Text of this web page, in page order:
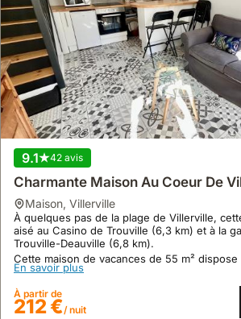
9.1 42 avis
Charmante Maison Au Coeur De
maison, Villerville
À quelques pas de la plage de Villerville,
aisé au Casino de Trouville (6,3 km) et à la
Trouville-Deauville (6,8 km).
Cette maison de vacances de 55 m²
d'une cuisine équipée et d'une connexion
En savoir plus
À partir de
212 €/ nuit